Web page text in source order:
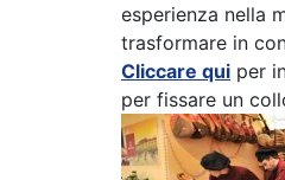
esperienza nella
trasformare in
Cliccare qui per
per fissare un